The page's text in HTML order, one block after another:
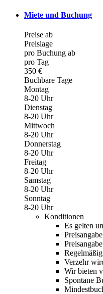
Miete und Buchung
Preise ab
Preislage
pro Buchung ab
pro Tag
350 €
Buchbare Tage
Montag
8-20 Uhr
Dienstag
8-20 Uhr
Mittwoch
8-20 Uhr
Donnerstag
8-20 Uhr
Freitag
8-20 Uhr
Samstag
8-20 Uhr
Sonntag
8-20 Uhr
Konditionen
Es gelten
Verzehr
Wir bieten
Spontane